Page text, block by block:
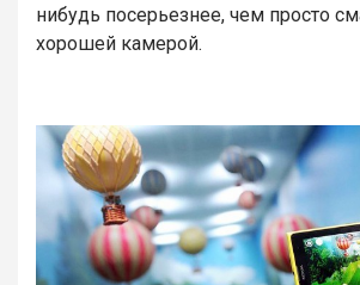
нибудь посерьезнее, чем просто
хорошей камерой.